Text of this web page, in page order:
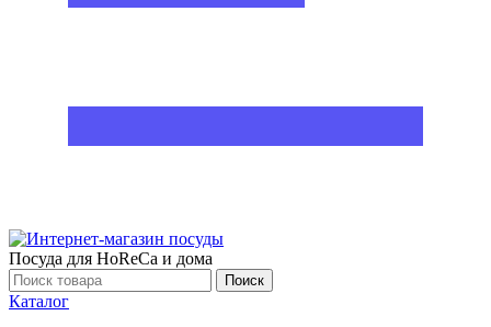
Посуда для HoReCa и дома
Поиск
Каталог